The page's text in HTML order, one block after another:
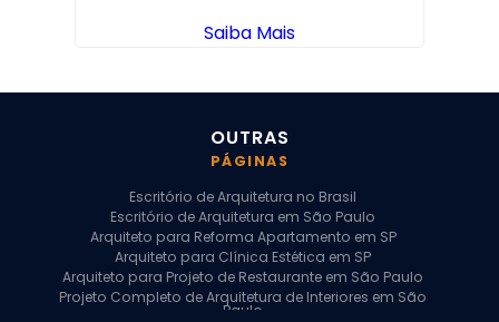
Saiba Mais
OUTRAS
PÁGINAS
Escritório de Arquitetura no Brasil
Escritório de Arquitetura em São Paulo
Arquiteto para Reforma Apartamento em SP
Arquiteto para Clínica Estética em SP
Arquiteto para Projeto de Restaurante em São Paulo
Projeto Completo de Arquitetura de Interiores em São
Paulo